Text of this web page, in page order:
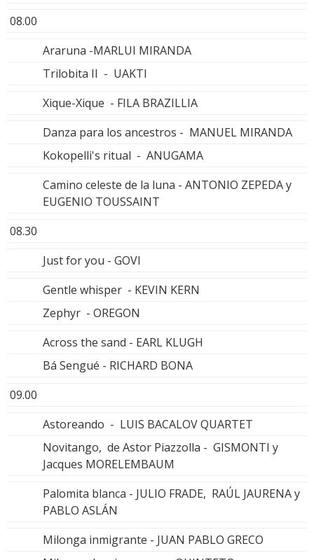
08.00
Araruna -MARLUI MIRANDA
Trilobita II - UAKTI
Xique-Xique - FILA BRAZILLIA
Danza para los ancestros - MANUEL MIRANDA
Kokopelli's ritual - ANUGAMA
Camino celeste de la luna - ANTONIO ZEPEDA y
EUGENIO TOUSSAINT
08.30
Just for you - GOVI
Gentle whisper - KEVIN KERN
Zephyr - OREGON
Across the sand - EARL KLUGH
Bá Sengué - RICHARD BONA
09.00
Astoreando - LUIS BACALOV QUARTET
Novitango, de Astor Piazzolla - GISMONTI y
Jacques MORELEMBAUM
Palomita blanca - JULIO FRADE, RAÚL JAURENA y
PABLO ASLÁN
Milonga inmigrante - JUAN PABLO GRECO